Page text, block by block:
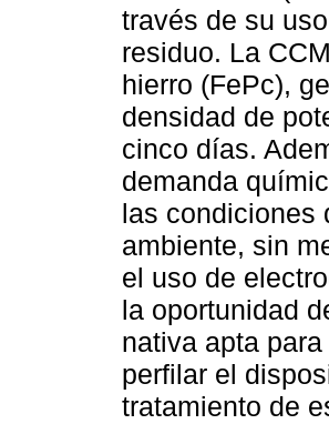
través de su
residuo. La
hierro (FePc),
densidad de
cinco días.
demanda
las condiciones
ambiente, sin
el uso de
la oportunidad
nativa apta
perfilar el
tratamiento de